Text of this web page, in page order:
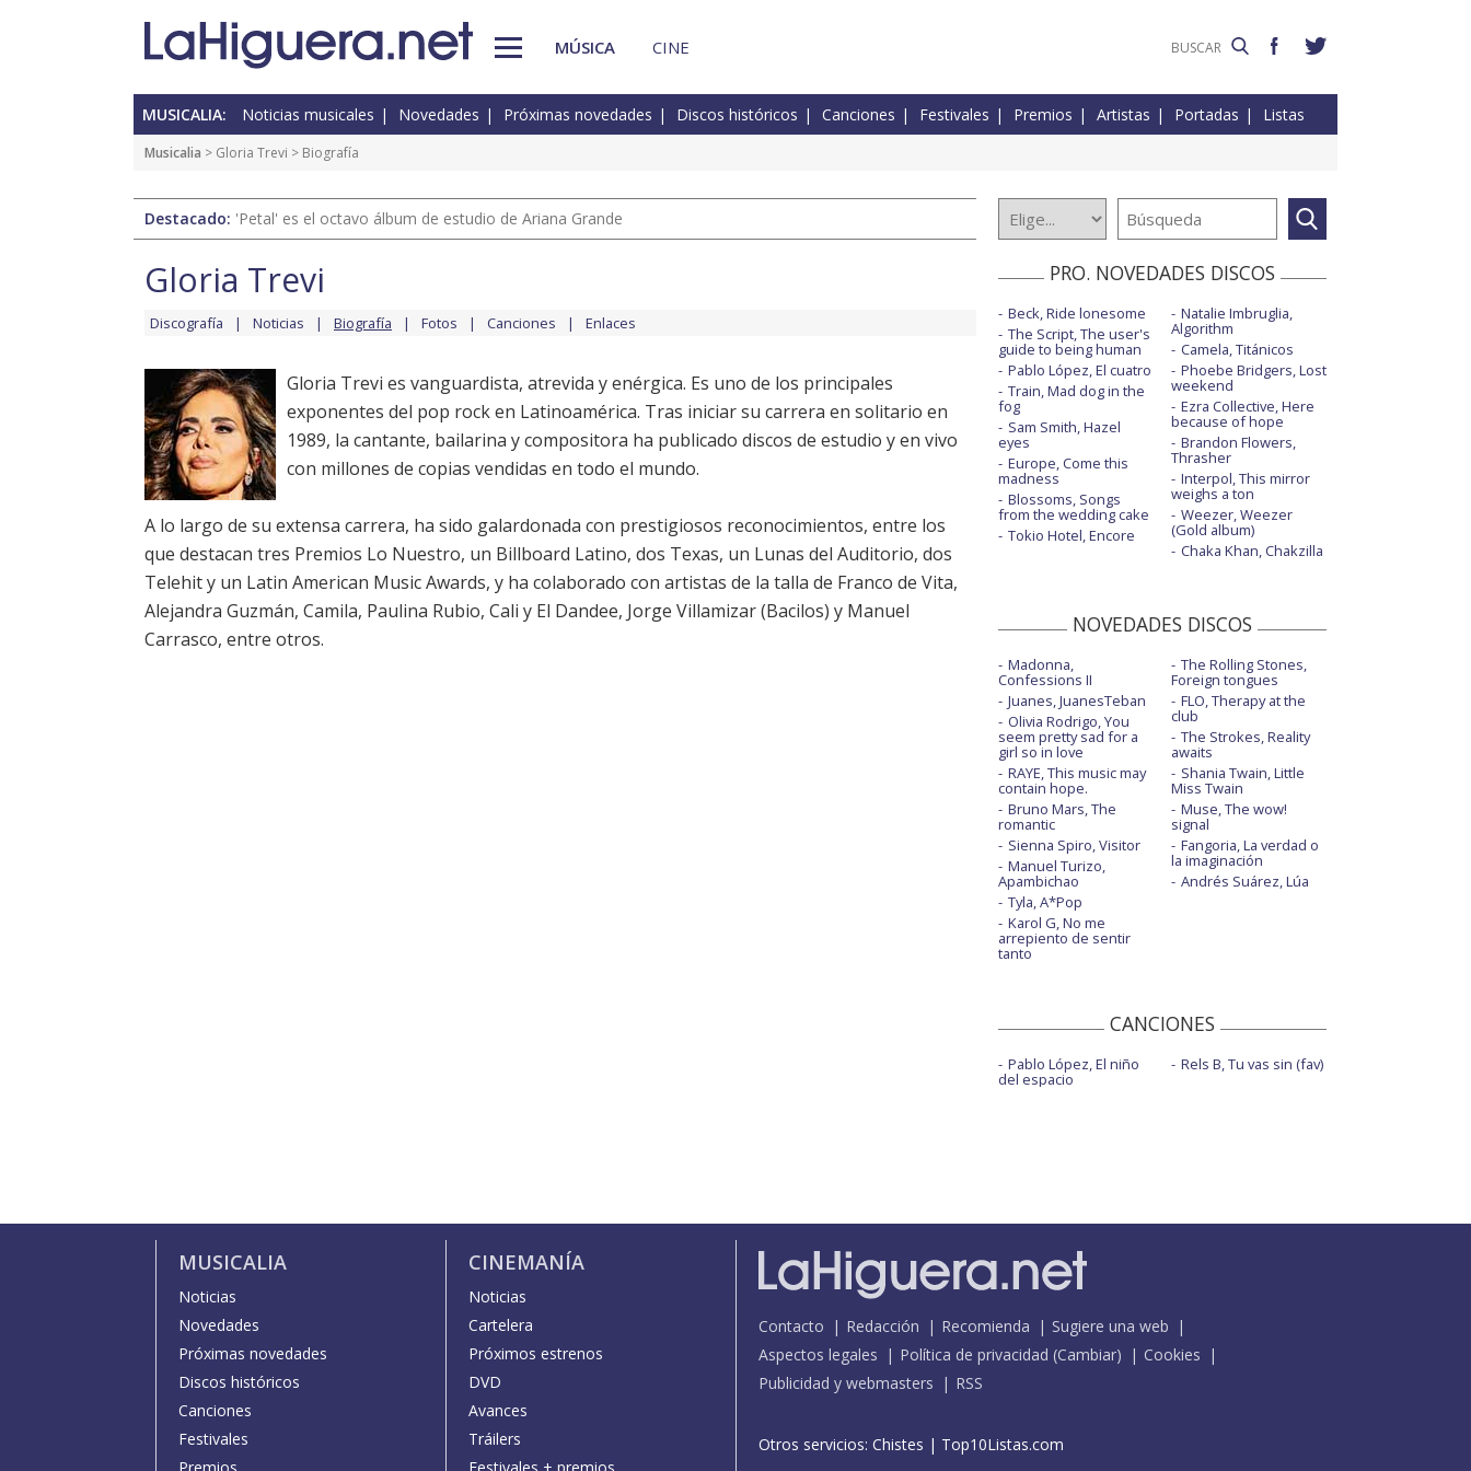
MÚSICA CINE
MUSICALIA: Noticias musicales Novedades Próximas novedades Discos históricos Canciones Festivales Premios Artistas Portadas Listas
Musicalia > Gloria Trevi > Biografía
Destacado: 'Petal' es el octavo álbum de estudio de Ariana Grande
Gloria Trevi
Discografía Noticias Biografía Fotos Canciones Enlaces
Gloria Trevi es vanguardista, atrevida y enérgica. Es uno de los principales
exponentes del pop rock en Latinoamérica. Tras iniciar su carrera en solitario en
1989, la cantante, bailarina y compositora ha publicado discos de estudio y en vivo
con millones de copias vendidas en todo el mundo.
A lo largo de su extensa carrera, ha sido galardonada con prestigiosos reconocimientos, entre los
que destacan tres Premios Lo Nuestro, un Billboard Latino, dos Texas, un Lunas del Auditorio, dos
Telehit y un Latin American Music Awards, y ha colaborado con artistas de la talla de Franco de Vita,
Alejandra Guzmán, Camila, Paulina Rubio, Cali y El Dandee, Jorge Villamizar (Bacilos) y Manuel
Carrasco, entre otros.
PRO. NOVEDADES DISCOS
Beck, Ride lonesome
The Script, The user's
guide to being human
Pablo López, El cuatro
Train, Mad dog in the
fog
Sam Smith, Hazel
eyes
Europe, Come this
madness
Blossoms, Songs
from the wedding cake
Tokio Hotel, Encore
Natalie Imbruglia,
Algorithm
Camela, Titánicos
Phoebe Bridgers, Lost
weekend
Ezra Collective, Here
because of hope
Brandon Flowers,
Thrasher
Interpol, This mirror
weighs a ton
Weezer, Weezer
(Gold album)
Chaka Khan, Chakzilla
NOVEDADES DISCOS
Madonna,
Confessions II
Juanes, JuanesTeban
Olivia Rodrigo, You
seem pretty sad for a
girl so in love
RAYE, This music may
contain hope.
Bruno Mars, The
romantic
Sienna Spiro, Visitor
Manuel Turizo,
Apambichao
Tyla, A*Pop
Karol G, No me
arrepiento de sentir
tanto
The Rolling Stones,
Foreign tongues
FLO, Therapy at the
club
The Strokes, Reality
awaits
Shania Twain, Little
Miss Twain
Muse, The wow!
signal
Fangoria, La verdad o
la imaginación
Andrés Suárez, Lúa
CANCIONES
Pablo López, El niño
del espacio
Rels B, Tu vas sin (fav)
MUSICALIA
Noticias
Novedades
Próximas novedades
Discos históricos
Canciones
Festivales
CINEMANÍA
Noticias
Cartelera
Próximos estrenos
DVD
Avances
Tráilers
Contacto Redacción Recomienda
Sugiere una web
Aspectos legales
Política de privacidad (Cambiar)
Cookies
Publicidad y webmasters
RSS
Otros servicios: Chistes | Top10Listas.com